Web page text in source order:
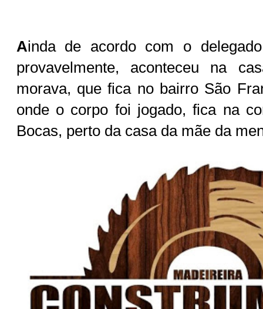
Ainda de acordo com o
provavelmente, aconteceu na
morava, que fica no bairro São
onde o corpo foi jogado, fica na
Bocas, perto da casa da mãe da